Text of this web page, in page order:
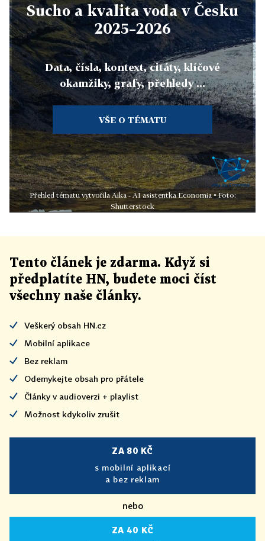
Sucho a kvalita voda v Česku
2025–2026
Data, čísla, kontext, citáty, klíčové
okamžiky, grafy, přehledy ...
VŠE O TÉMATU
Přehled tématu vytvořila Aika - AI asistentka Economia • Foto:
Shutterstock
Tento článek je zdarma. Když si
předplatíte HN, budete moci číst
všechny naše články.
Veškerý obsah HN.cz
Mobilní aplikace
Bez reklam
Odemykejte obsah pro přátele
Články v audioverzi + playlist
Možnost kdykoliv zrušit
ZA 80 KČ
s mobilní aplikací
a bez reklam
nebo
ZA 40 KČ